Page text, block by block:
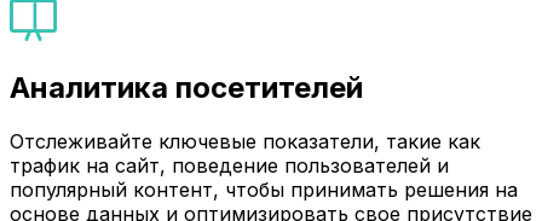
Аналитика посетителей
Отслеживайте ключевые показатели, такие как
трафик на сайт, поведение пользователей и
популярный контент, чтобы принимать решения на
основе данных и оптимизировать свое присутствие